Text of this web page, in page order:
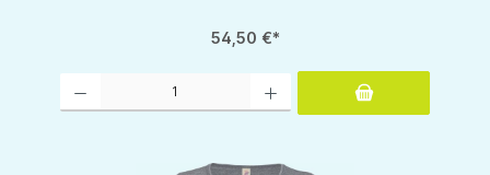
54,50 €*